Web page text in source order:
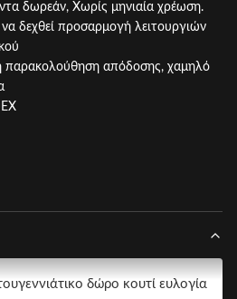
δωρεάν, Χωρίς μηνιαία χρέωση.
δεχθεί προσαρμογή λειτουργιών
παρακολούθηση απόδοσης, χαμηλό
δώρο κουτί ευλογία